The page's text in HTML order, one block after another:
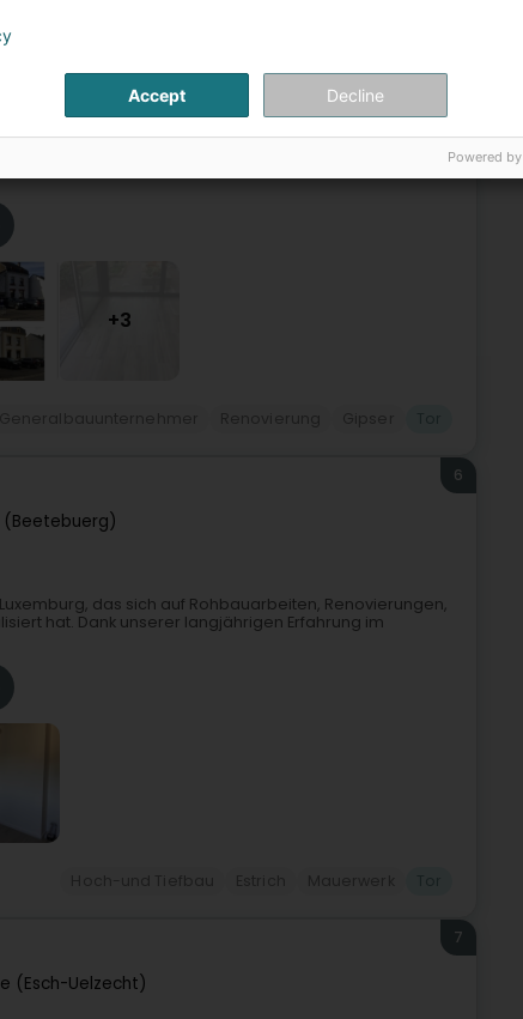
Wir sind ein Unternehmen, das sich auf die
Passivhäusern und Niedrigenergie-
+3
6
Luxemburg, das sich auf Rohbauarbeiten, Renovierungen,
hat. Dank unserer langjährigen Erfahrung im
(Esch-Uelzecht)
7
Accept Decline
Powered by